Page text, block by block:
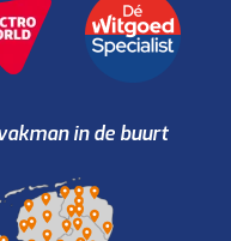
in de buurt